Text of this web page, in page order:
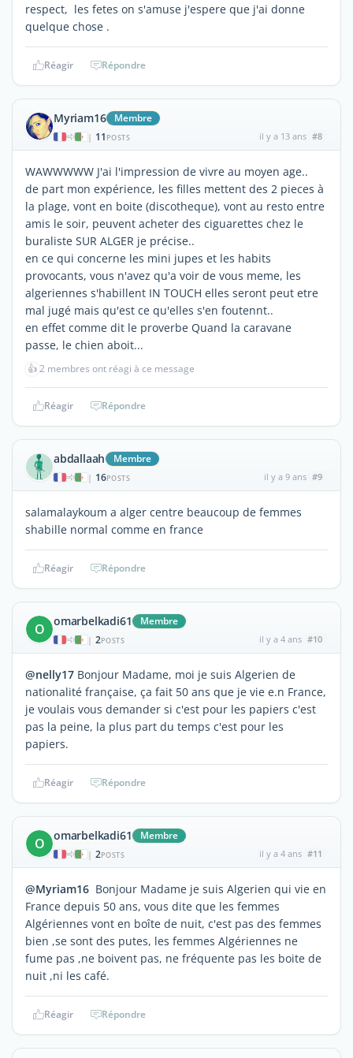
respect, les fetes on s'amuse j'espere que j'ai donne
quelque chose .
Réagir Répondre
Myriam16 Membre
| 11 POSTS il y a 13 ans #8
WAWWWWW J'ai l'impression de vivre au moyen age..
de part mon expérience, les filles mettent des 2 pieces à
la plage, vont en boite (discotheque), vont au resto entre
amis le soir, peuvent acheter des ciguarettes chez le
buraliste SUR ALGER je précise..
en ce qui concerne les mini jupes et les habits
provocants, vous n'avez qu'a voir de vous meme, les
algeriennes s'habillent IN TOUCH elles seront peut etre
mal jugé mais qu'est ce qu'elles s'en foutennt..
en effet comme dit le proverbe Quand la caravane
passe, le chien aboit...
👍2 membres ont réagi à ce message
Réagir Répondre
abdallaah Membre
| 16POSTS il y a 9 ans #9
salamalaykoum a alger centre beaucoup de femmes
shabille normal comme en france
Réagir Répondre
O omarbelkadi61 Membre
| 2POSTS il y a 4 ans #10
@nelly17 Bonjour Madame, moi je suis Algerien de
nationalité française, ça fait 50 ans que je vie e.n France,
je voulais vous demander si c'est pour les papiers c'est
pas la peine, la plus part du temps c'est pour les
papiers.
Réagir Répondre
O omarbelkadi61 Membre
| 2POSTS il y a 4 ans #11
@Myriam16 Bonjour Madame je suis Algerien qui vie en
France depuis 50 ans, vous dite que les femmes
Algériennes vont en boîte de nuit, c'est pas des femmes
bien ,se sont des putes, les femmes Algériennes ne
fume pas ,ne boivent pas, ne fréquente pas les boite de
nuit ,ni les café.
Réagir Répondre